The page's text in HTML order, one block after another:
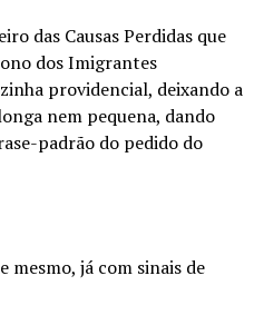
das Causas Perdidas que
dos Imigrantes
providencial, deixando a
nem pequena, dando
padrão do pedido do
mesmo, já com sinais de